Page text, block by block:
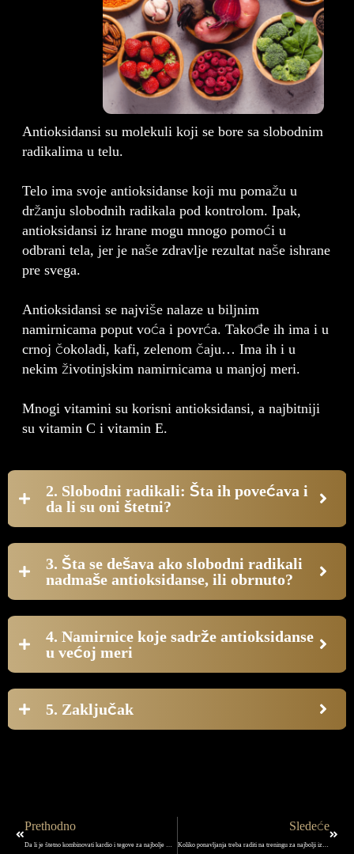
Antioksidansi su molekuli koji se bore sa slobodnim
radikalima u telu.
Telo ima svoje antioksidanse koji mu pomažu u
držanju slobodnih radikala pod kontrolom. Ipak,
antioksidansi iz hrane mogu mnogo pomoći u
odbrani tela, jer je naše zdravlje rezultat naše ishrane
pre svega.
Antioksidansi se najviše nalaze u biljnim
namirnicama poput voća i povrća. Takođe ih ima i u
crnoj čokoladi, kafi, zelenom čaju… Ima ih i u
nekim životinjskim namirnicama u manjoj meri.
Mnogi vitamini su korisni antioksidansi, a najbitniji
su vitamin C i vitamin E.
2. Slobodni radikali: Šta ih povećava i
da li su oni štetni?
3. Šta se dešava ako slobodni radikali
nadmaše antioksidanse, ili obrnuto?
4. Namirnice koje sadrže antioksidanse
u većoj meri
5. Zaključak
Prethodno
Da li je štetno kombinovati kardio i tegove za najbolje moguće rezultate u izgledu?
Sledeće
Koliko ponavljanja treba raditi na treningu za najbolji izgled